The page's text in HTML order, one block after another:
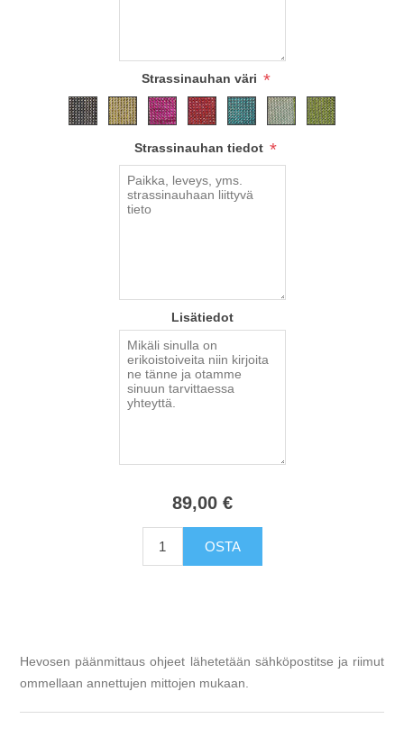
Strassinauhan väri *
Strassinauhan tiedot *
Lisätiedot
89,00 €
Hevosen päänmittaus ohjeet lähetetään sähköpostitse ja riimut
ommellaan annettujen mittojen mukaan.